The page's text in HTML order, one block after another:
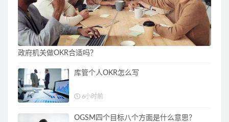
政府机关做OKR合适吗？
库管个人OKR怎么写
6小时前
OGSM四个目标八个方面是什么意思？